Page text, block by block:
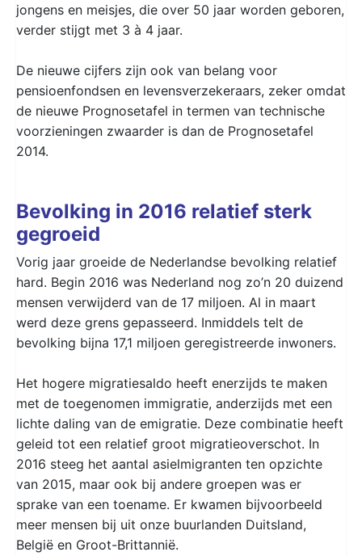
jongens en meisjes, die over 50 jaar worden geboren,
verder stijgt met 3 à 4 jaar.
De nieuwe cijfers zijn ook van belang voor
pensioenfondsen en levensverzekeraars, zeker omdat
de nieuwe Prognosetafel in termen van technische
voorzieningen zwaarder is dan de Prognosetafel
2014.
Bevolking in 2016 relatief sterk
gegroeid
Vorig jaar groeide de Nederlandse bevolking relatief
hard. Begin 2016 was Nederland nog zo’n 20 duizend
mensen verwijderd van de 17 miljoen. Al in maart
werd deze grens gepasseerd. Inmiddels telt de
bevolking bijna 17,1 miljoen geregistreerde inwoners.
Het hogere migratiesaldo heeft enerzijds te maken
met de toegenomen immigratie, anderzijds met een
lichte daling van de emigratie. Deze combinatie heeft
geleid tot een relatief groot migratieoverschot. In
2016 steeg het aantal asielmigranten ten opzichte
van 2015, maar ook bij andere groepen was er
sprake van een toename. Er kwamen bijvoorbeeld
meer mensen bij uit onze buurlanden Duitsland,
België en Groot-Brittannië.